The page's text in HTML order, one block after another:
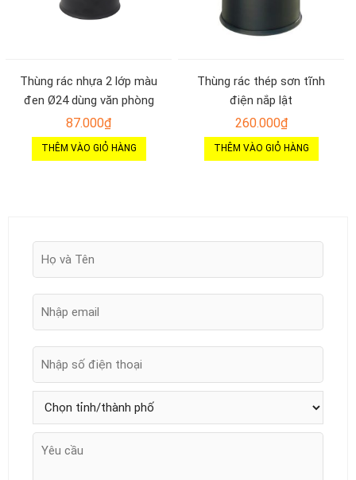
Thùng rác nhựa 2 lớp màu
đen Ø24 dùng văn phòng
87.000₫
THÊM VÀO GIỎ HÀNG
Thùng rác thép sơn tĩnh
điện nắp lật
260.000₫
THÊM VÀO GIỎ HÀNG